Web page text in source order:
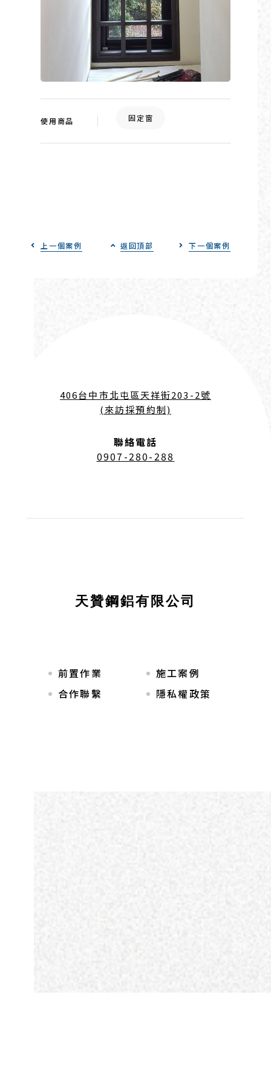
使用商品 固定窗
上一個案例 返回頂部 下一個案例
406台中市北屯區天祥街203-2號
(來訪採預約制)
聯絡電話
0907-280-288
天贊鋼鋁有限公司
前置作業
施工案例
合作聯繫
隱私權政策